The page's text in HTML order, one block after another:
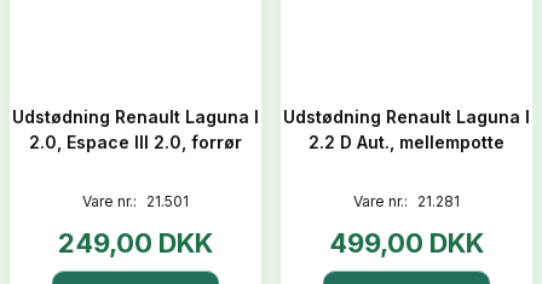
Udstødning Renault Laguna I
2.0, Espace III 2.0, forrør
Vare nr.: 21.501
249,00 DKK
Udstødning Renault Laguna I
2.2 D Aut., mellempotte
Vare nr.: 21.281
499,00 DKK